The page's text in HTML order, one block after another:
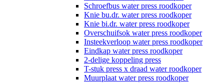
Schroefbus water press roodkoper
Knie bu.dr. water press roodkoper
Knie bi.dr. water press roodkoper
Overschuifsok water press roodkoper
Insteekverloop water press roodkoper
Eindkap water press roodkoper
2-delige koppeling press
T-stuk press x draad water roodkoper
Muurplaat water press roodkoper